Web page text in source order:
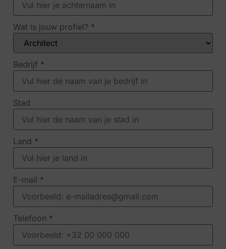
Wat is jouw profiel? *
Bedrijf *
Stad
Land *
E-mail *
Telefoon *